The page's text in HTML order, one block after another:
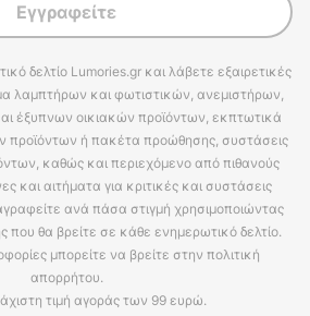
Εγγραφείτε
δελτίο Lumories.gr και λάβετε εξαιρετικές
λαμπτήρων και φωτιστικών, ανεμιστήρων,
έξυπνων οικιακών προϊόντων, εκπτωτικά
προϊόντων ή πακέτα προώθησης, συστάσεις
καθώς και περιεχόμενο από πιθανούς
και αιτήματα για κριτικές και συστάσεις
ανά πάσα στιγμή χρησιμοποιώντας
που θα βρείτε σε κάθε ενημερωτικό δελτίο.
μπορείτε να βρείτε στην πολιτική
απορρήτου.
τιμή αγοράς των 99 ευρώ.